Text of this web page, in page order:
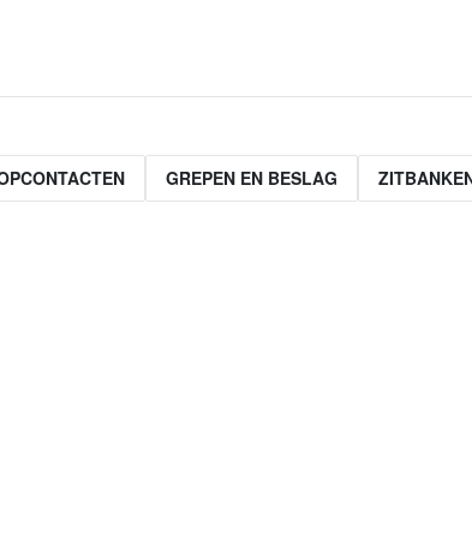
GREPEN EN BESLAG